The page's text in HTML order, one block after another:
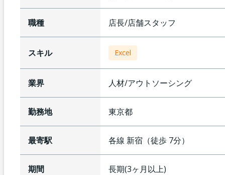
職種 店長/店舗スタッフ
スキル Excel
業界 人材/アウトソーシング
勤務地 東京都
最寄駅 各線 新宿 （徒歩 7分）
期間 長期(3ヶ月以上)